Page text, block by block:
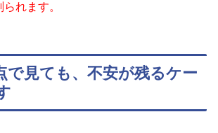
れます。
で見ても、不安が残るケー